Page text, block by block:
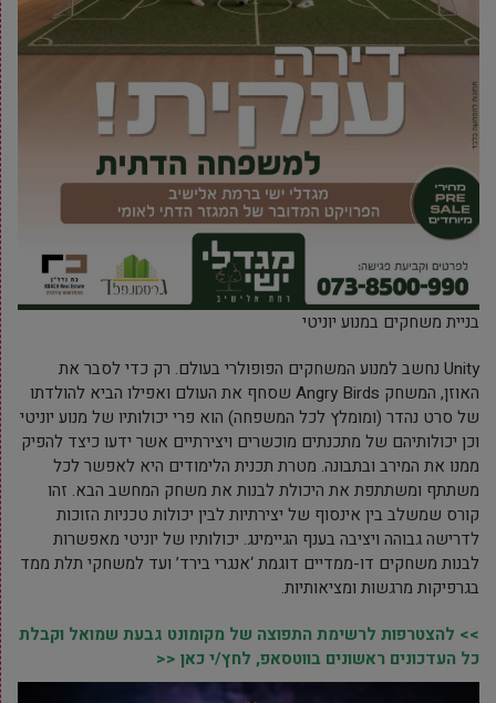
בניית משחקים במנוע יוניטי
Unity נחשב למנוע המשחקים הפופולרי בעולם. רק כדי לסבר את
האוזן, המשחק Angry Birds שסחף את העולם ואפילו הביא להולדתו
של סרט נהדר (ומומלץ לכל המשפחה) הוא פרי יכולותיו של מנוע יוניטי
וכן יכולותיהם של מתכנתים מוכשרים ויצירתיים אשר ידעו כיצד להפיק
ממנו את המירב ובתבונה. מטרת תכנית הלימודים היא לאפשר לכל
משתתף ומשתתפת את היכולת לבנות את משחק המחשב הבא. זהו
קורס שמשלב בין אינסוף של יצירתיות לבין יכולות טכניות הזוכות
לדרישה גבוהה ויציבה בענף הגיימינג. יכולותיו של יוניטי מאפשרות
לבנות משחקים דו-ממדיים דוגמת ‘אנגרי בירד’ ועד למשחקי תלת ממד
בגרפיקות מרגשות ומציאותיות.
>> להצטרפות לרשימת התפוצה של מקומונט גבעת שמואל וקבלת
כל העדכונים ראשונים בווטסאפ, לחץ/י כאן <<